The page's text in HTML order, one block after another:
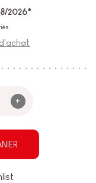
2026*
+